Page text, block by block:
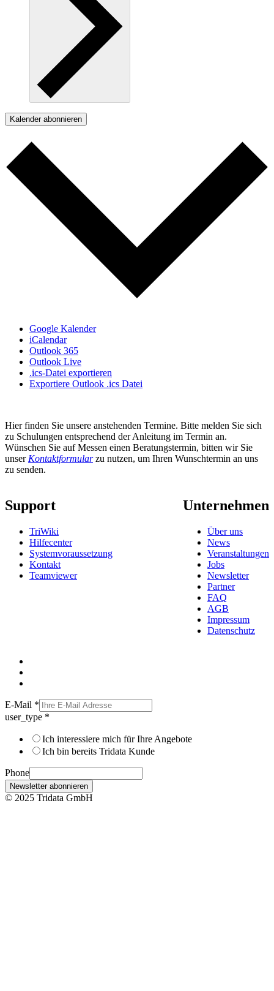
Kalender abonnieren
Google Kalender
iCalendar
Outlook 365
Outlook Live
.ics-Datei exportieren
Exportiere Outlook .ics Datei
Hier finden Sie unsere anstehenden Termine. Bitte melden Sie sich
zu Schulungen entsprechend der Anleitung im Termin an.
Wünschen Sie auf Messen einen Beratungstermin, bitten wir Sie
unser Kontaktformularzu nutzen, um Ihren Wunschtermin an uns
zu senden.
Support
TriWiki
Hilfecenter
Systemvoraussetzung
Kontakt
Teamviewer
Unternehmen
Über uns
News
Veranstaltungen
Jobs
Newsletter
Partner
FAQ
AGB
Impressum
Datenschutz
E-Mail *
user_type *
Ich interessiere mich für Ihre Angebote
Ich bin bereits Tridata Kunde
Phone
Newsletter abonnieren
© 2025 Tridata GmbH